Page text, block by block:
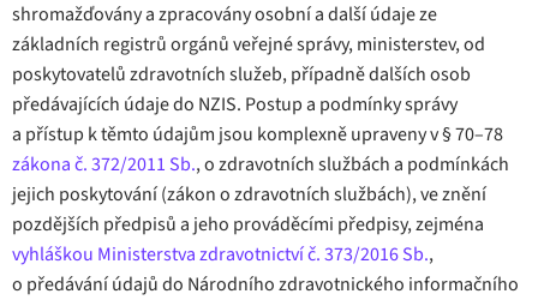
shromažďovány a zpracovány osobní a další údaje ze
základních registrů orgánů veřejné správy, ministerstev, od
poskytovatelů zdravotních služeb, případně dalších osob
předávajících údaje do NZIS. Postup a podmínky správy
a přístup k těmto údajům jsou komplexně upraveny v § 70–78
zákona č. 372/2011 Sb., o zdravotních službách a podmínkách
jejich poskytování (zákon o zdravotních službách), ve znění
pozdějších předpisů a jeho prováděcími předpisy, zejména
vyhláškou Ministerstva zdravotnictví č. 373/2016 Sb.,
o předávání údajů do Národního zdravotnického informačního